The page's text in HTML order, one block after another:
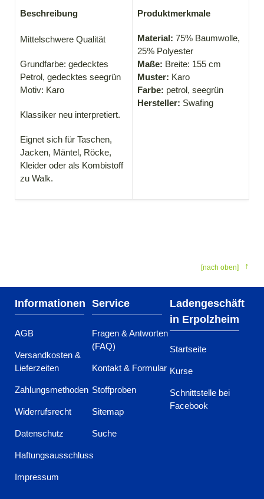
Beschreibung
Mittelschwere Qualität
Grundfarbe: gedecktes
Petrol, gedecktes seegrün
Motiv: Karo
Klassiker neu interpretiert.
Eignet sich für Taschen,
Jacken, Mäntel, Röcke,
Kleider oder als Kombistoff
zu Walk.
Produktmerkmale
Material:75% Baumwolle,
25% Polyester
Maße: Breite: 155 cm
Muster: Karo
Farbe: petrol, seegrün
Hersteller: Swafing
[nach oben]
Informationen
AGB
Versandkosten &
Lieferzeiten
Zahlungsmethoden
Widerrufsrecht
Datenschutz
Haftungsausschluss
Impressum
Service
Fragen & Antworten
(FAQ)
Kontakt & Formular
Stoffproben
Sitemap
Suche
Ladengeschäft
in Erpolzheim
Startseite
Kurse
Schnittstelle bei
Facebook